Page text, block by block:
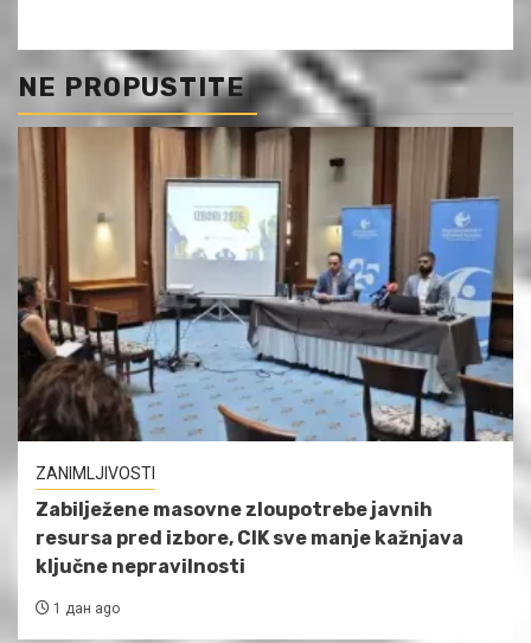
NE PROPUSTITE
ZANIMLJIVOSTI
Zabilježene masovne zloupotrebe javnih
resursa pred izbore, CIK sve manje kažnjava
ključne nepravilnosti
1 дан ago